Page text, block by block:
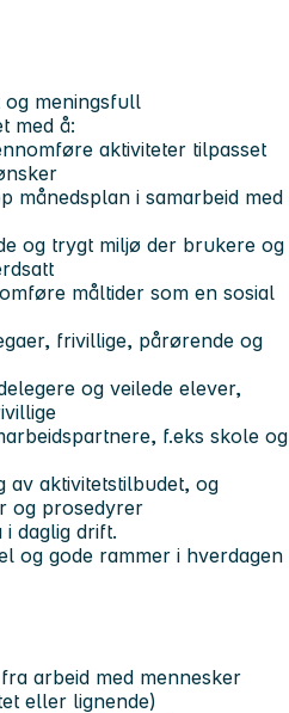
meningsfull
med å:
aktiviteter tilpasset
månedsplan i samarbeid med
og trygt miljø der brukere og
måltider som en sosial
frivillige, pårørende og
og veilede elever,
f.eks skole og
av aktivitetstilbudet, og
og prosedyrer
daglig drift.
og gode rammer i hverdagen
arbeid med mennesker
eller lignende)